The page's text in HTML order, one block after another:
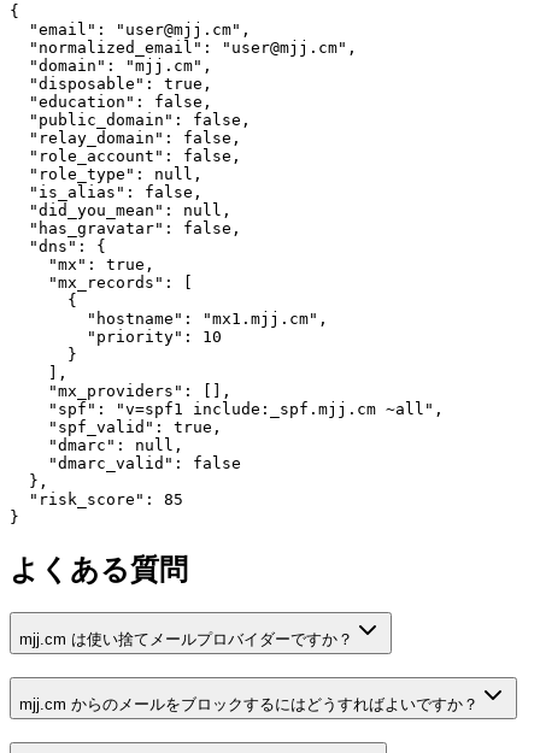
{
  "email": "user@mjj.cm",
  "normalized_email": "user@mjj.cm",
  "domain": "mjj.cm",
  "disposable": true,
  "education": false,
  "public_domain": false,
  "relay_domain": false,
  "role_account": false,
  "role_type": null,
  "is_alias": false,
  "did_you_mean": null,
  "has_gravatar": false,
  "dns": {
    "mx": true,
    "mx_records": [
      {
        "hostname": "mx1.mjj.cm",
        "priority": 10
      }
    ],
    "mx_providers": [],
    "spf": "v=spf1 include:_spf.mjj.cm ~all",
    "spf_valid": true,
    "dmarc": null,
    "dmarc_valid": false
  },
  "risk_score": 85
}
よくある質問
mjj.cm は使い捨てメールプロバイダーですか？
mjj.cm からのメールをブロックするにはどうすればよいですか？